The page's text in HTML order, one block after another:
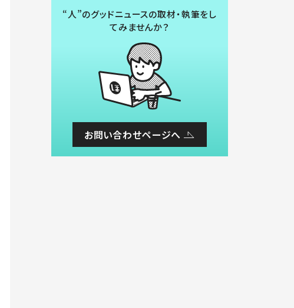
“人”のグッドニュースの取材・執筆をし
てみませんか？
お問い合わせページへ